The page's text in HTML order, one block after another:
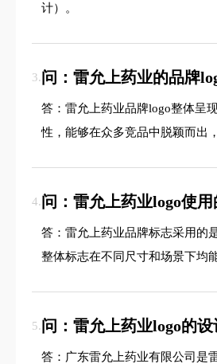
计）。
3.问：雷允上药业的品牌
答：雷允上药业品牌logo整体呈
性，能够在众多竞品中脱颖而出
4.问：雷允上药业logo使
答：雷允上药业品牌标志采用的
整体标志在不同尺寸和场景下均
5.问：雷允上药业logo的
答：广东雷允上药业有限公司是